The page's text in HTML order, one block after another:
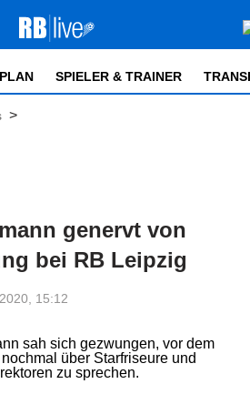
SPIELER & TRAINER
>
genervt von
bei RB Leipzig
15:12